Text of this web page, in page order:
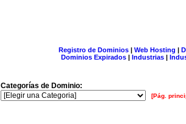
Registro de Dominios| Web Hosting |
Dominios Expirados | Industrias |
Categorías de Dominio:
[Pág.